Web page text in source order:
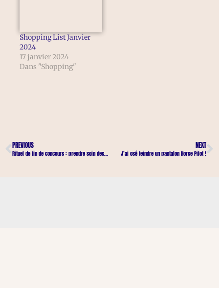
Shopping List Janvier
2024
17 janvier 2024
Dans "Shopping"
PREVIOUS
Rituel de fin de concours : prendre soin des tendons de Pompon
NEXT
J’ai osé teindre un pantalon Horse Pilot !